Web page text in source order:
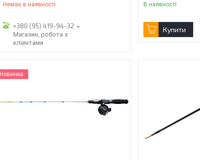
Немає в наявності
+380 (95) 419-94-32
Магазин, робота з
кліентами
В наявності
Купити
Новинка